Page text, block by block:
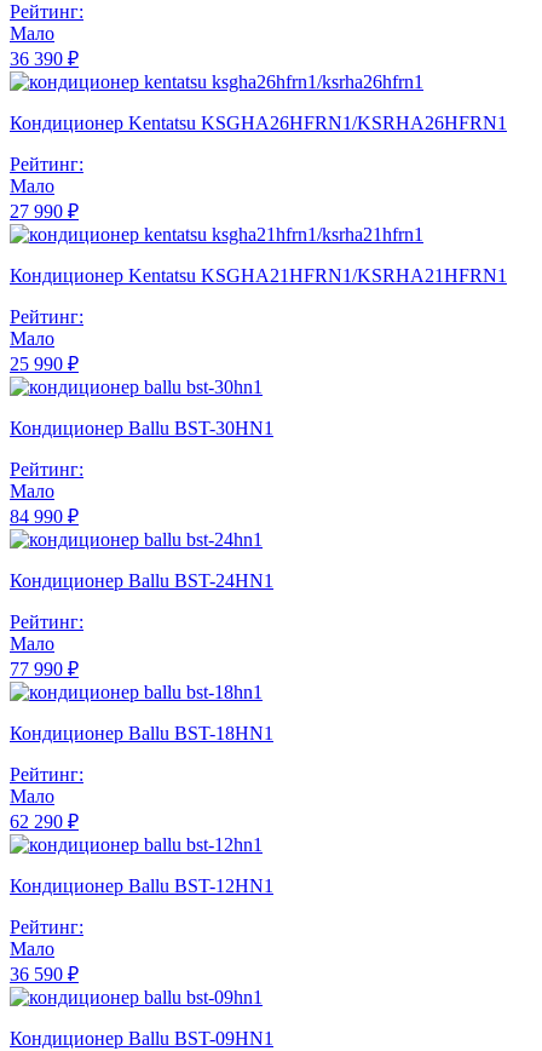
Рейтинг:
Мало
36 390 ₽
Кондиционер Kentatsu KSGHA26HFRN1/KSRHA26HFRN1
Рейтинг:
Мало
27 990 ₽
Кондиционер Kentatsu KSGHA21HFRN1/KSRHA21HFRN1
Рейтинг:
Мало
25 990 ₽
Кондиционер Ballu BST-30HN1
Рейтинг:
Мало
84 990 ₽
Кондиционер Ballu BST-24HN1
Рейтинг:
Мало
77 990 ₽
Кондиционер Ballu BST-18HN1
Рейтинг:
Мало
62 290 ₽
Кондиционер Ballu BST-12HN1
Рейтинг:
Мало
36 590 ₽
Кондиционер Ballu BST-09HN1